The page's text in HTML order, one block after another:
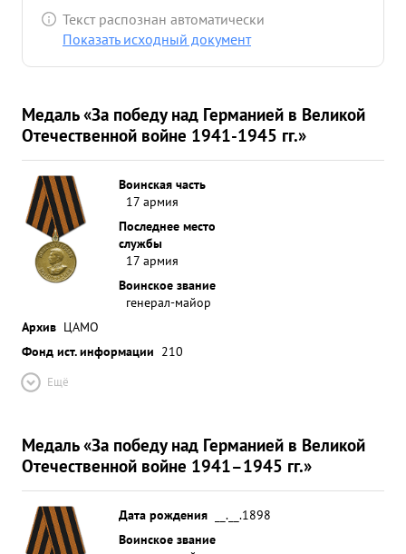
организатор и методист может провести любое
учение. дисциплинирован и аккуратен
вывод Занимаемой должности соответствует.
достоин награждения Правительственной
наградой за из выслугу лет в Красной армии-
орденом ЛЕНИНА. ...»
Текст распознан автоматически
Показать исходный документ
Медаль «За победу над Германией в Великой
Отечественной войне 1941-1945 гг.»
Воинская часть
17 армия
Последнее место
службы
17 армия
Воинское звание
генерал-майор
Архив ЦАМО
Фонд ист. информации 210
Ещё
Медаль «За победу над Германией в Великой
Отечественной войне 1941–1945 гг.»
Дата рождения
__.__.1898
Воинское звание